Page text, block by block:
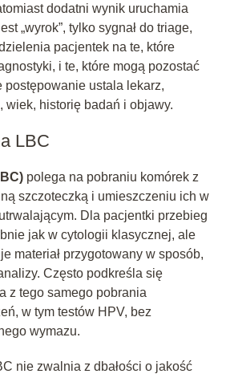
dodatni wynik uruchamia
„wyrok”, tylko sygnał do triage,
pacjentek na te, które
i te, które mogą pozostać
ustala lekarz,
wiek, historię badań i objawy.
LBC
polega na pobraniu komórek z
szczoteczką i umieszczeniu ich w
Dla pacjentki przebieg
jak w cytologii klasycznej, ale
materiał przygotowany w sposób,
Często podkreśla się
z tego samego pobrania
w tym testów HPV, bez
wymazu.
nie zwalnia z dbałości o jakość